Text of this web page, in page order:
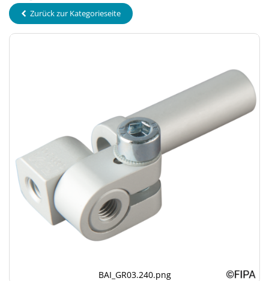
Zurück zur Kategorieseite
BAI_GR03.240.png